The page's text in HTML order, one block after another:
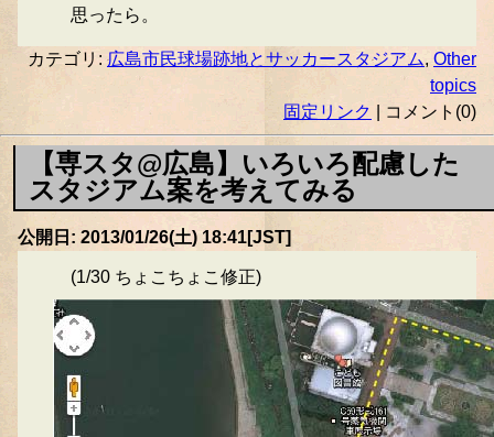
思ったら。
カテゴリ: 広島市民球場跡地とサッカースタジアム, Other
topics
固定リンク
| コメント(0)
【専スタ@広島】いろいろ配慮した
スタジアム案を考えてみる
公開日: 2013/01/26(土) 18:41[JST]
(1/30 ちょこちょこ修正)